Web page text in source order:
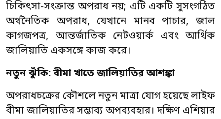
চিকিৎসা-সংক্রান্ত অপরাধ নয়; এটি একটি সুসংগঠিত
অর্থনৈতিক অপরাধ, যেখানে মানব পাচার, জাল
কাগজপত্র, আন্তর্জাতিক নেটওয়ার্ক এবং আর্থিক
জালিয়াতি একসঙ্গে কাজ করে।
নতুন ঝুঁকি: বীমা খাতে জালিয়াতির আশঙ্কা
অপরাধচক্রের কৌশলে নতুন মাত্রা যোগ হয়েছে লাইফ
বীমা জালিয়াতির সম্ভাব্য অপব্যবহার। দক্ষিণ এশিয়ার